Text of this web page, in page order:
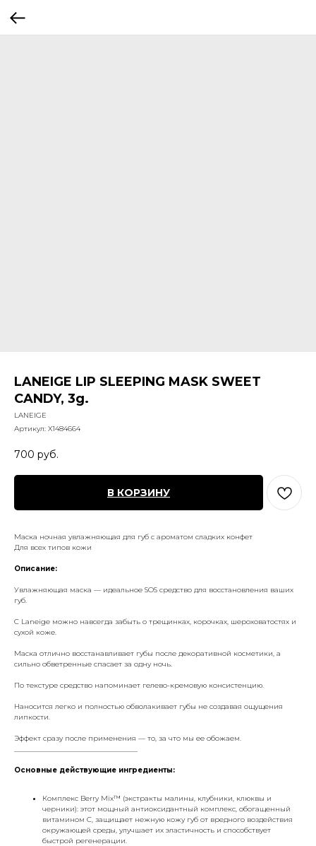
LANEIGE LIP SLEEPING MASK SWEET
CANDY, 3g.
LANEIGE
Артикул: X1484664
700 руб.
В КОРЗИНУ
Маска ночная увлажняющая для губ с ароматом сладких конфет
Для всех типов кожи
Описание:
Увлажняющая маска — идеальное SOS средство для восстановления ваших
губ.
С Laneige можно навсегда забыть о трещинках, корочках, шероховатостях и
сухой коже.
Маска отлично восстанавливает губы после декоративной косметики, а
сильно обветренные спасает за одну ночь.
По текстуре средство напоминает гелево-кремовую консистенцию.
Наносится легко и полностью обволакивает губы не создавая ощущения
липкости.
Эффект сразу после применения — то, за что мы ее обожаем.
Основные действующие ингредиенты:
Комплекс Berry Mix™ (экстракты малины, клубники, клюквы и
черники): этот мощный антиоксидантный комплекс, обогащенный
витамином С, защищает нежную кожу губ от вредного воздействия
окружающей среды, улучшает их эластичность и способствует
быстрой регенерации.